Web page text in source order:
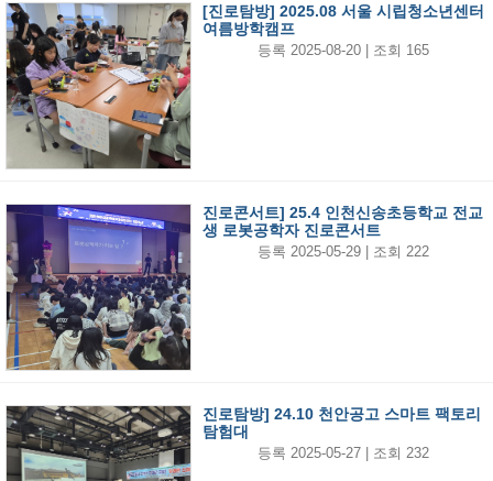
[진로탐방] 2025.08 서울 시립청소년센터
여름방학캠프
등록 2025-08-20 | 조회 165
진로콘서트] 25.4 인천신송초등학교 전교
생 로봇공학자 진로콘서트
등록 2025-05-29 | 조회 222
진로탐방] 24.10 천안공고 스마트 팩토리
탐험대
등록 2025-05-27 | 조회 232